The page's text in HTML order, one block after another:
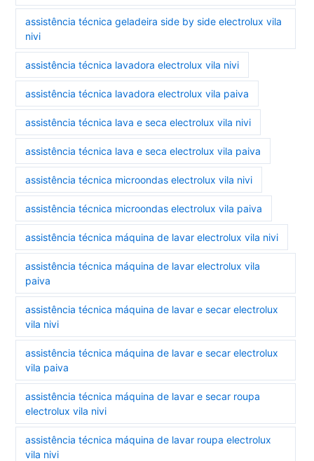
assistência técnica geladeira side by side electrolux vila
nivi
assistência técnica lavadora electrolux vila nivi
assistência técnica lavadora electrolux vila paiva
assistência técnica lava e seca electrolux vila nivi
assistência técnica lava e seca electrolux vila paiva
assistência técnica microondas electrolux vila nivi
assistência técnica microondas electrolux vila paiva
assistência técnica máquina de lavar electrolux vila nivi
assistência técnica máquina de lavar electrolux vila
paiva
assistência técnica máquina de lavar e secar electrolux
vila nivi
assistência técnica máquina de lavar e secar electrolux
vila paiva
assistência técnica máquina de lavar e secar roupa
electrolux vila nivi
assistência técnica máquina de lavar roupa electrolux
vila nivi